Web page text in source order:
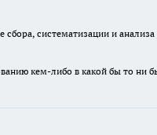
систематизации и
кем-либо в какой бы то ни